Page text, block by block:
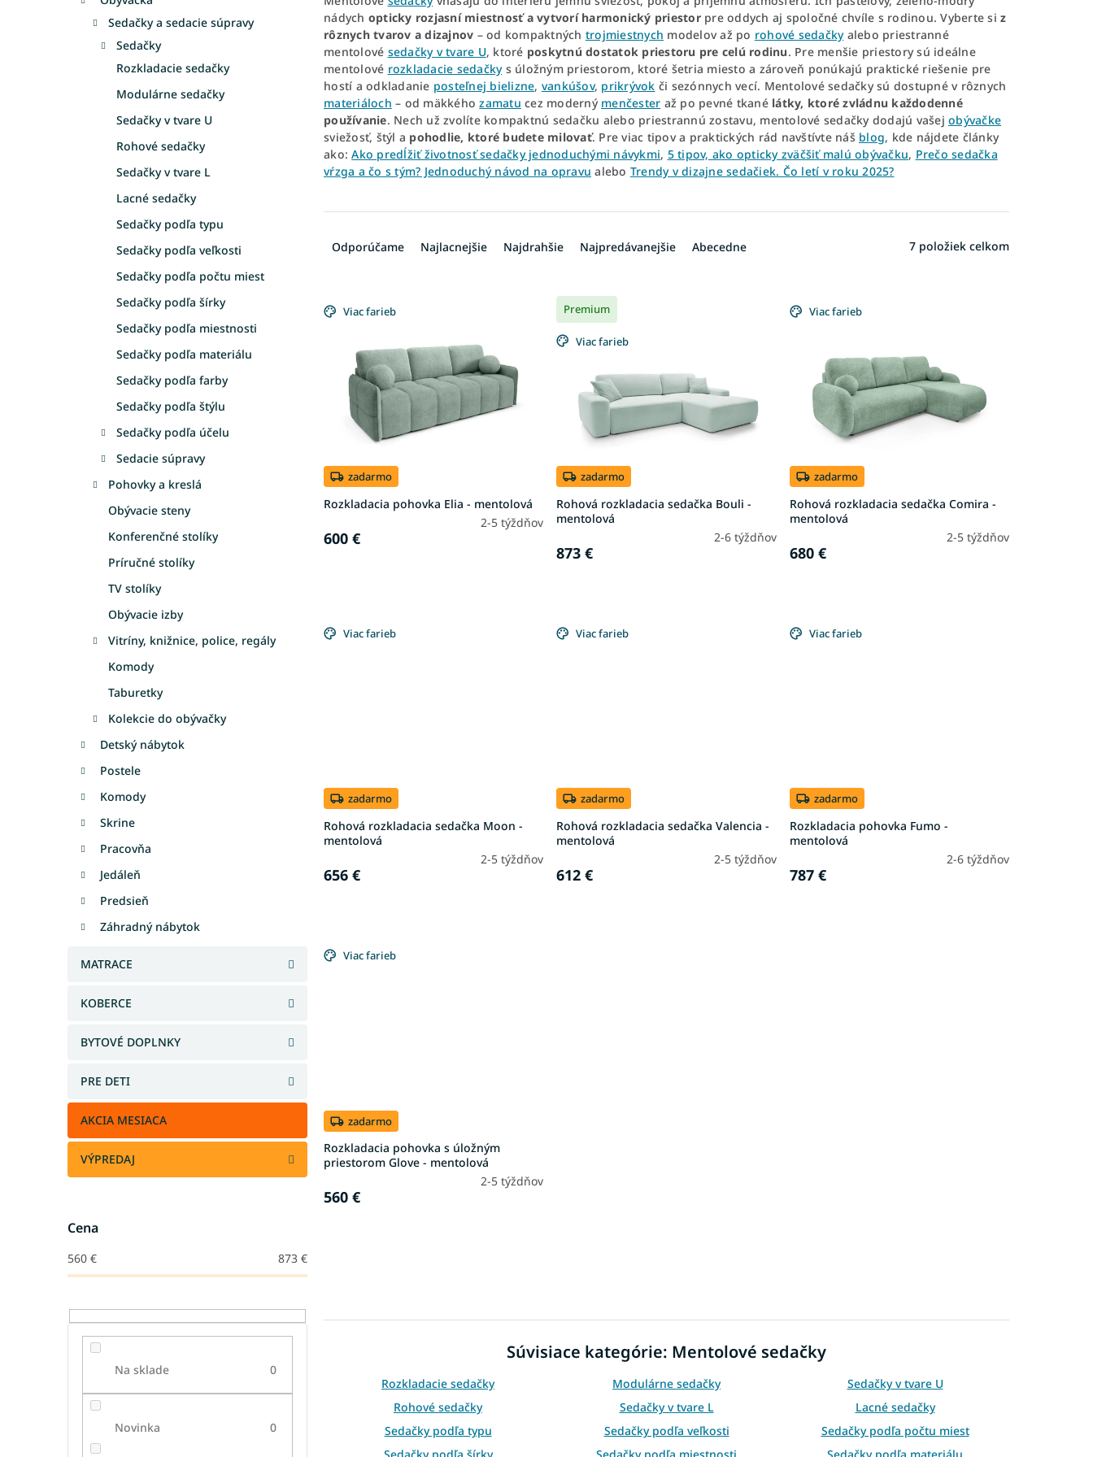
Sedačky a sedacie súpravy
Sedačky
Rozkladacie sedačky
Modulárne sedačky
Sedačky v tvare U
Rohové sedačky
Sedačky v tvare L
Lacné sedačky
Sedačky podľa typu
Sedačky podľa veľkosti
Sedačky podľa počtu miest
Sedačky podľa šírky
Sedačky podľa miestnosti
Sedačky podľa materiálu
Sedačky podľa farby
Sedačky podľa štýlu
Sedačky podľa účelu
Sedacie súpravy
Pohovky a kreslá
Obývacie steny
Konferenčné stolíky
Príručné stolíky
TV stolíky
Obývacie izby
Vitríny, knižnice, police, regály
Komody
Taburetky
Kolekcie do obývačky
Detský nábytok
Postele
Komody
Skrine
Pracovňa
Jedáleň
Predsieň
Záhradný nábytok
MATRACE
KOBERCE
BYTOVÉ DOPLNKY
PRE DETI
AKCIA MESIACA
VÝPREDAJ
Cena
560 € 873 €
Na sklade 0
Novinka 0
nádych opticky rozjasní miestnosť a vytvorí harmonický priestorpre oddych aj spoločné chvíle s rodinou. Vyberte si z
rôznych tvarov a dizajnov – od kompaktných trojmiestnych modelov až po rohové sedačkyalebo priestranné
mentolové sedačky v tvare U, ktoré poskytnú dostatok priestoru pre celú rodinu. Pre menšie priestory sú ideálne
mentolové rozkladacie sedačkys úložným priestorom, ktoré šetria miesto a zároveň ponúkajú praktické riešenie pre
hostí a odkladanie posteľnej bielizne, vankúšov, prikrývok či sezónnych vecí. Mentolové sedačky sú dostupné v rôznych
materiáloch – od mäkkéhozamatu cez moderný menčester až po pevné tkané látky, ktoré zvládnu každodenné
používanie. Nech už zvolíte kompaktnú sedačku alebo priestrannú zostavu, mentolové sedačky dodajú vašej obývačke
sviežosť, štýl a pohodlie, ktoré budete milovať. Pre viac tipov a praktických rád navštívte náš blog, kde nájdete články
ako:Ako predĺžiť životnosť sedačky jednoduchými návykmi, 5 tipov, ako opticky zväčšiť malú obývačku, Prečo sedačka
vŕzga a čo s tým? Jednoduchý návod na opravu alebo Trendy v dizajne sedačiek. Čo letí v roku 2025?
a
i
o
v
Odporúčame Najlacnejšie Najdrahšie Najpredávanejšie Abecedne 7 položiek celkom
ý
k
t
o
v
Viac farieb
zadarmo
Rozkladacia pohovka Elia - mentolová
2-5 týždňov
600 €
Premium
Viac farieb
zadarmo
Rohová rozkladacia sedačka Bouli -
mentolová
2-6 týždňov
873 €
Viac farieb
zadarmo
Rohová rozkladacia sedačka Comira -
mentolová
2-5 týždňov
680 €
Viac farieb
zadarmo
Rohová rozkladacia sedačka Moon -
mentolová
2-5 týždňov
656 €
Viac farieb
zadarmo
Rohová rozkladacia sedačka Valencia -
mentolová
2-5 týždňov
612 €
Viac farieb
zadarmo
Rozkladacia pohovka Fumo -
mentolová
2-6 týždňov
787 €
Viac farieb
zadarmo
Rozkladacia pohovka s úložným
priestorom Glove - mentolová
2-5 týždňov
560 €
á
a
i
e
p
r
v
Súvisiace kategórie: Mentolové sedačky
Rozkladacie sedačky Modulárne sedačky
Sedačky v tvare U
Rohové sedačky
Sedačky v tvare L
Lacné sedačky
Sedačky podľa typu
Sedačky podľa veľkosti
Sedačky podľa počtu miest
Sedačky podľa šírky
Sedačky podľa miestnosti
Sedačky podľa materiálu